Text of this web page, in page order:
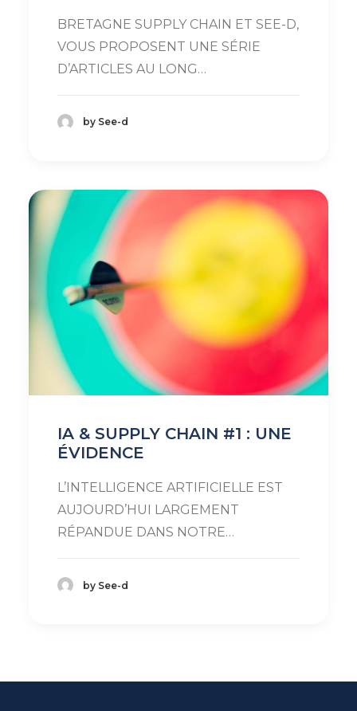
BRETAGNE SUPPLY CHAIN ET SEE-D,
VOUS PROPOSENT UNE SÉRIE
D’ARTICLES AU LONG…
by See-d
IA & SUPPLY CHAIN #1 : UNE
ÉVIDENCE
L’INTELLIGENCE ARTIFICIELLE EST
AUJOURD’HUI LARGEMENT
RÉPANDUE DANS NOTRE…
by See-d